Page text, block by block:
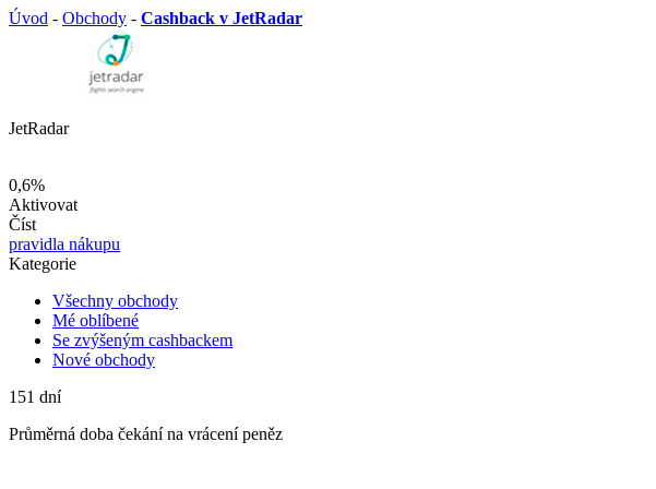
Úvod - Obchody - Cashback v JetRadar
JetRadar
0,6%
Aktivovat
Číst
pravidla nákupu
Kategorie
Všechny obchody
Mé oblíbené
Se zvýšeným cashbackem
Nové obchody
151 dní
Průměrná doba čekání na vrácení peněz